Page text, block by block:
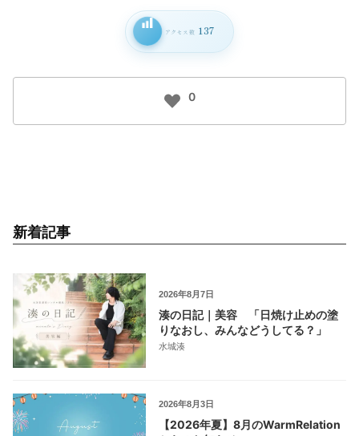
アクセス数 137
0
新着記事
2026年8月7日
湊の日記｜美容 「日焼け止めの塗
りなおし、みんなどうしてる？」
水城湊
2026年8月3日
【2026年夏】8月のWarmRelation